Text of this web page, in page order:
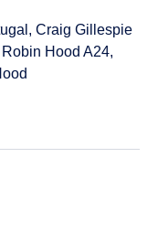
, Craig Gillespie
Hood A24,